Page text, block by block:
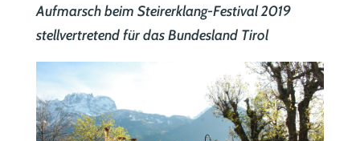
Aufmarsch beim Steirerklang-Festival 2019
stellvertretend für das Bundesland Tirol